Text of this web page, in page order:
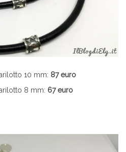
10 mm: 87 euro
8 mm: 67 euro